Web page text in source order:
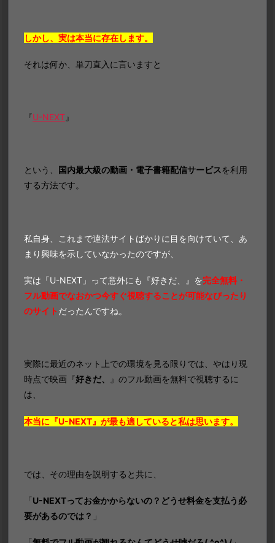
しかし、実は本当に存在します。
それは何か、単刀直入に言いますと
『U-NEXT 』
という、 国内最大級の動画・電子書籍配信サービスを利用
する方法です。
私自身、これまで違法サイトばかりに目を向けていて、あ
まり興味を示していなかったのですが、
実は「U-NEXT」って意外にも『好きだ、』を完全無料・
フル動画でなおかつ今すぐ視聴することが可能なぴったり
のサイト だったんですね。
実際に最近のネット上での環境を見る限りでは、やはり現
時点で映画『好きだ、
』のフル動画を無料で視聴するに
は、
本当に『U-NEXT』が最も適していると私は思います。
では、その理由を説明すると共に、
「U-NEXTってお金かからないの？どうせ料金を支払う必
要があるのでは？ 」